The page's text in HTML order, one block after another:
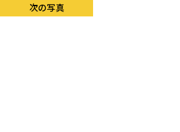
次の写真